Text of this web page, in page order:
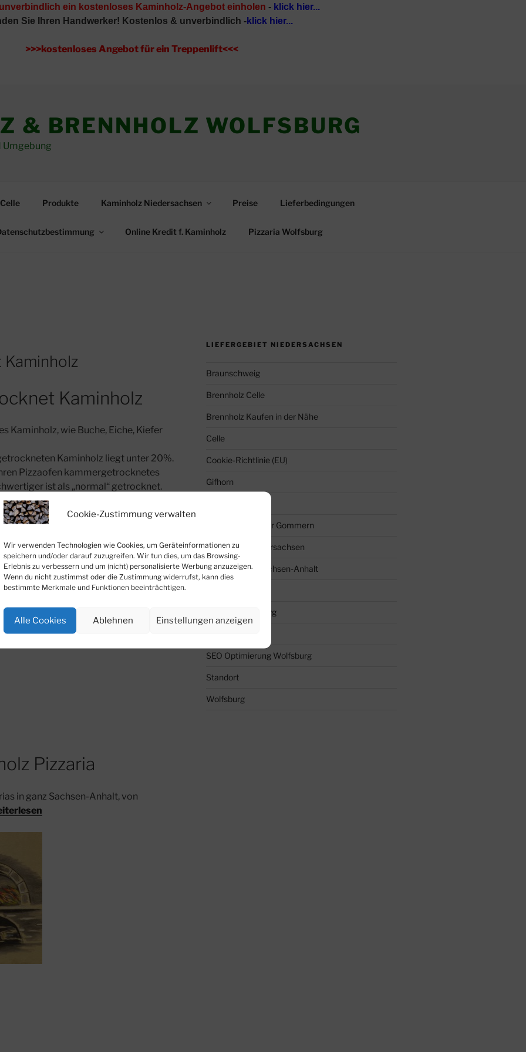
Cookie-Zustimmung verwalten
Wir verwenden Technologien wie Cookies, um Geräteinformationen zu
speichern und/oder darauf zuzugreifen. Wir tun dies, um das Browsing-
Erlebnis zu verbessern und um (nicht) personalisierte Werbung anzuzeigen.
Wenn du nicht zustimmst oder die Zustimmung widerrufst, kann dies
bestimmte Merkmale und Funktionen beeinträchtigen.
Alle Cookies Ablehnen Einstellungen anzeigen
ein kostenloses Kaminholz-Angebot einholen - klick hier...
Sie Ihren Handwerker! Kostenlos & unverbindlich -klick hier...
>>>kostenloses Angebot für ein Treppenlift<<<
& BRENNHOLZ WOLFSBURG
Umgebung
Produkte Kaminholz Niedersachsen Preise Lieferbedingungen
Online Kredit f. Kaminholz Pizzaria Wolfsburg
Kaminholz
Kaminholz, wie Buche, Eiche, Kiefer
Kaminholz liegt unter 20%.
Pizzaofen kammergetrocknetes
ist als „normal“ getrocknet.
Pizzaria
in ganz Sachsen-Anhalt, von
LIEFERGEBIET NIEDERSACHSEN
Braunschweig
Brennholz Celle
Brennholz Kaufen in der Nähe
Celle
Cookie-Richtlinie (EU)
Gifhorn
Immobilienmakler Gommern
Kaminholz Niedersachsen
Liefergebiete Sachsen-Anhalt
Pizzaria Wolfsburg
SEO Optimierung Wolfsburg
Standort
Wolfsburg